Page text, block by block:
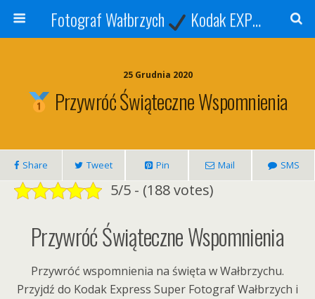
Fotograf Wałbrzych Kodak EXPRESS
25 Grudnia 2020
Przywróć Świąteczne Wspomnienia
Share Tweet Pin Mail SMS
5/5 - (188 votes)
Przywróć Świąteczne Wspomnienia
Przywróć wspomnienia na święta w Wałbrzychu.
Przyjdź do Kodak Express Super Fotograf Wałbrzych i